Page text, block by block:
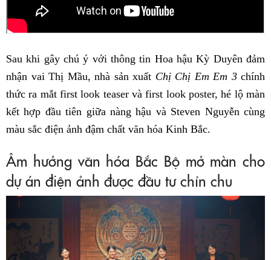
Sau khi gây chú ý với thông tin Hoa hậu Kỳ Duyên đảm
nhận vai Thị Mầu, nhà sản xuất Chị Chị Em Em 3chính
thức ra mắt first look teaser và first look poster, hé lộ màn
kết hợp đầu tiên giữa nàng hậu và Steven Nguyễn cùng
màu sắc điện ảnh đậm chất văn hóa Kinh Bắc.
Âm hưởng văn hóa Bắc Bộ mở màn cho
dự án điện ảnh được đầu tư chỉn chu